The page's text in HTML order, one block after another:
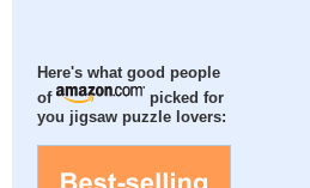
Here's what good people
of
picked for
you jigsaw puzzle lovers: